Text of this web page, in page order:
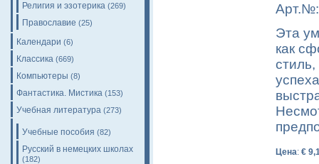
Религия и эзотерика (269)
Православие (25)
Календари (6)
Классика (669)
Компьютеры (8)
Фантастика. Мистика (153)
Учебная литература (273)
Учебные пособия (82)
Русский в немецких школах
(182)
Эта
как
Цена: €